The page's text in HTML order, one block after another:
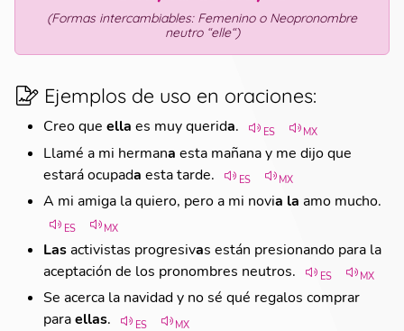
(Formas intercambiables: Femenino o Neopronombre
neutro “elle“)
Ejemplos de uso en oraciones:
Creo que ella es muy querida. ES MX
Llamé a mi hermana esta mañana y me dijo que
estará ocupada esta tarde. ES MX
A mi amiga la quiero, pero a mi novia la amo mucho.
ES MX
Las activistas progresivas están presionando para la
aceptación de los pronombres neutros.
ES MX
Se acerca la navidad y no sé qué regalos comprar
para ellas. ES MX